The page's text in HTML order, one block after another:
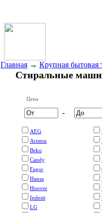
Главная → Крупная бытовая
Стиральные
Цена
-
AEG
Ariston
Beko
Candy
Fagor
Hansa
Hoover
Indesit
LG